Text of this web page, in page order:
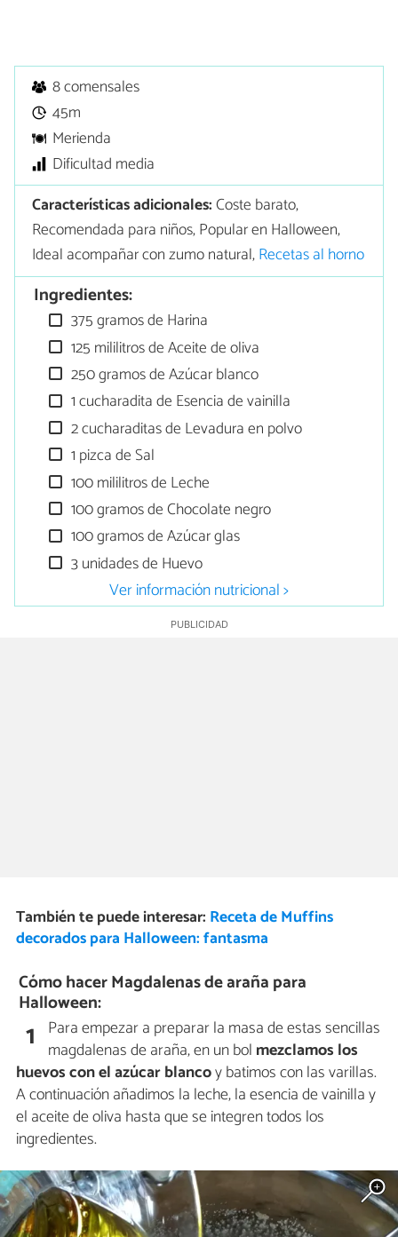
8 comensales
45m
Merienda
Dificultad media
Características adicionales:Coste barato,
Recomendada para niños, Popular en Halloween,
Ideal acompañar con zumo natural,Recetas al horno
Ingredientes:
375 gramos de Harina
125 mililitros de Aceite de oliva
250 gramos de Azúcar blanco
1 cucharadita de Esencia de vainilla
2 cucharaditas de Levadura en polvo
1 pizca de Sal
100 mililitros de Leche
100 gramos de Chocolate negro
100 gramos de Azúcar glas
3 unidades de Huevo
Ver información nutricional >
También te puede interesar: Receta de Muffins
decorados para Halloween: fantasma
Cómo hacer Magdalenas de araña para
Halloween:
1 Para empezar a preparar la masa de estas sencillas
magdalenas de araña, en un bol mezclamos los
huevos con el azúcar blancoy batimos con las varillas.
A continuación añadimos la leche, la esencia de vainilla y
el aceite de oliva hasta que se integren todos los
ingredientes.